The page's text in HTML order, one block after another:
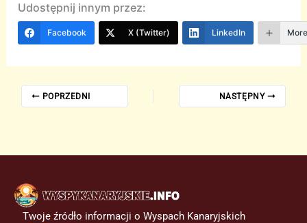
Udostępnij innym przez:
Facebook X (Twitter) LinkedIn
POPRZEDNI NASTĘPNY
Twoje źródło informacji o Wyspach Kanaryjskich